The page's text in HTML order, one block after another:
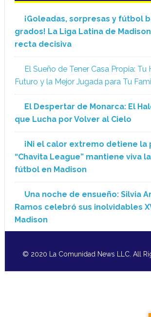
¡Goleadas, sorpresas y fútbol
grados! La Liga Latina de
recta decisiva
El Sueño de Tener Casa Propia: Tu
Futuro y la Mejor Jugada para Tu
El Despertar de Monarca: El
que Lucha por Volver al Cielo
¡Ni el calor extremo detiene la
“Chavita League” mantiene viva
fútbol en Madison
Una noche de ensueño: Silvia
Ramos celebró sus inolvidables
Madison
© 2020 La Comunidad News LLC. All